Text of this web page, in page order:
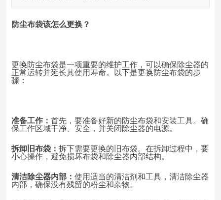
防尘布袋该怎么更换？
更换防尘布袋是一项重要的维护工作，可以确保除尘器的
正常运转并延长其使用寿命。以下是更换防尘布袋的步
骤：
准备工作：首先，要准备好新的防尘布袋和安装工具。确
保工作区域干净、安全，并关闭除尘器的电源。
拆卸旧布袋：拆下需要更换的旧布袋。在拆卸过程中，要
小心操作，避免损坏布袋和除尘器内部结构。
清洁除尘器内部：使用适当的清洁剂和工具，清洁除尘器
内部，确保没有残留的粉尘和杂物。